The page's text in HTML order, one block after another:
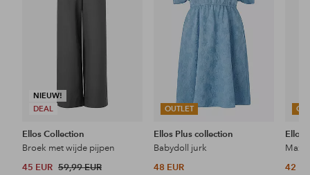
NIEUW!
DEAL
Ellos Collection
Broek met wijde pijpen
45 EUR 59,99 EUR
OUTLET
Ellos Plus collection
Babydoll jurk
48 EUR
Ellos
Maxi-
42